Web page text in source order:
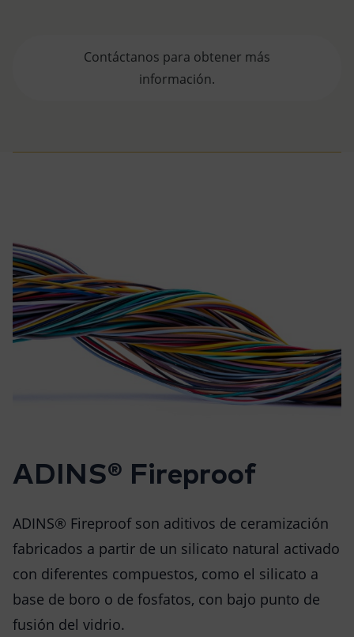
Contáctanos para obtener más
información.
ADINS® Fireproof
ADINS® Fireproof son aditivos de ceramización
fabricados a partir de un silicato natural activado
con diferentes compuestos, como el silicato a
base de boro o de fosfatos, con bajo punto de
fusión del vidrio.